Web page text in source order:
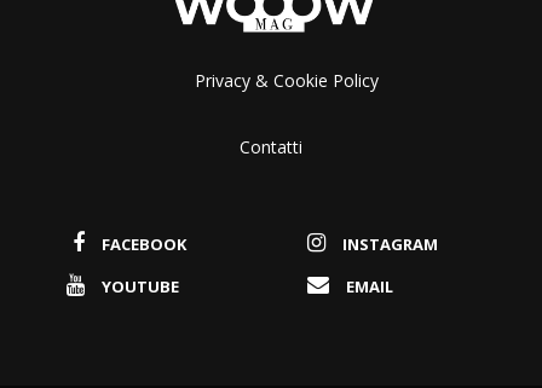
Privacy & Cookie Policy
Contatti
FACEBOOK
INSTAGRAM
YOUTUBE
EMAIL